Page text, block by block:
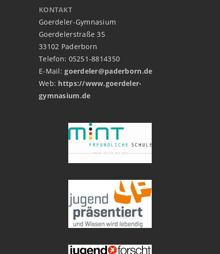
KONTAKT
Goerdeler-Gymnasium
Goerdelerstraße 35
33102 Paderborn
Telefon: 05251-8814350
E-Mail:goerdeler@paderborn.de
Web: https://www.goerdeler-
gymnasium.de